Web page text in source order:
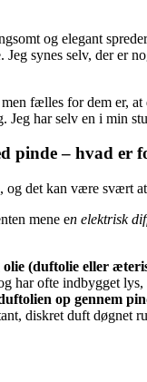
og elegant
synes selv, der er
fælles for dem er,
Jeg har selv en i min
pinde – hvad er
og det kan være svært
mene en elektrisk
(duftolie eller
har ofte indbygget
op gennem
diskret duft døgnet